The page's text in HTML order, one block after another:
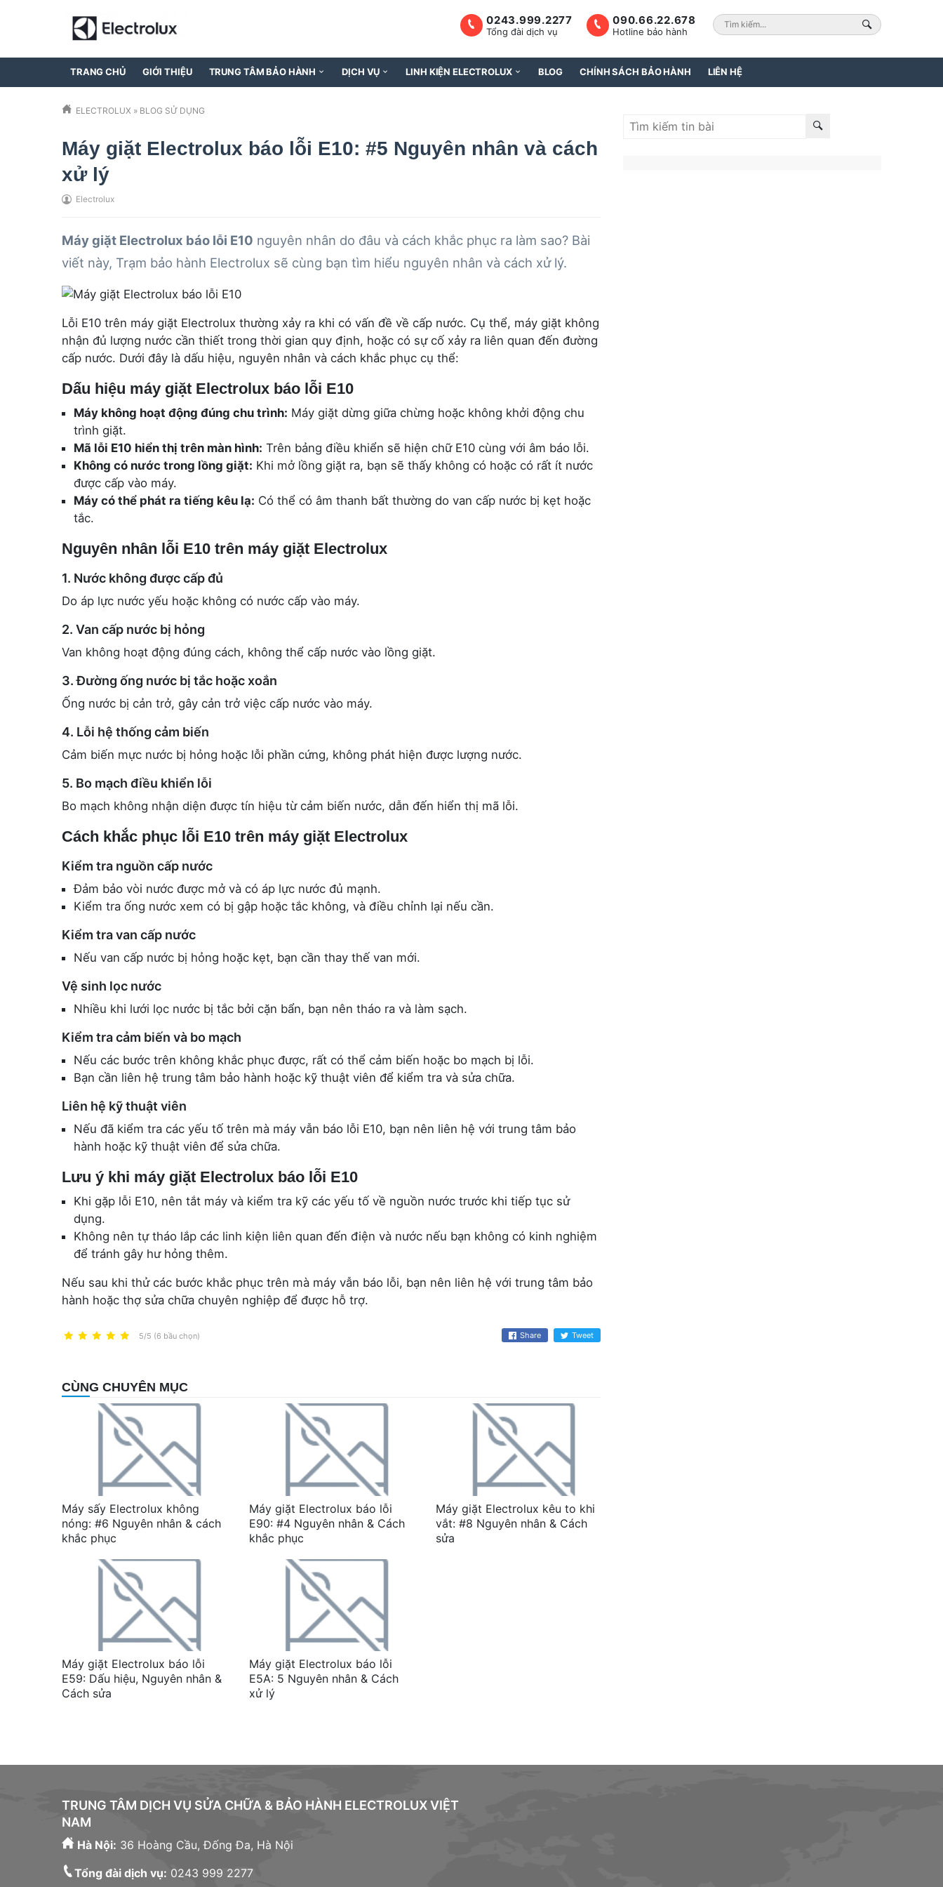
090.66.22.678
Hotline bảo hành
0243.999.2277
Tổng đài dịch vụ
TRANG CHỦ GIỚI THIỆU TRUNG TÂM BẢO HÀNH DỊCH VỤ LINH KIỆN ELECTROLUX BLOG CHÍNH SÁCH BẢO HÀNH LIÊN HỆ
ELECTROLUX » BLOG SỬ DỤNG
Máy giặt Electrolux báo lỗi E10: #5 Nguyên nhân và cách
xử lý
Electrolux
Máy giặt Electrolux báo lỗi E10 nguyên nhân do đâu và cách khắc phục ra làm sao? Bài
viết này, Trạm bảo hành Electrolux sẽ cùng bạn tìm hiểu nguyên nhân và cách xử lý.
Lỗi E10 trên máy giặt Electrolux thường xảy ra khi có vấn đề về cấp nước. Cụ thể, máy giặt không
nhận đủ lượng nước cần thiết trong thời gian quy định, hoặc có sự cố xảy ra liên quan đến đường
cấp nước. Dưới đây là dấu hiệu, nguyên nhân và cách khắc phục cụ thể:
Dấu hiệu máy giặt Electrolux báo lỗi E10
Máy không hoạt động đúng chu trình: Máy giặt dừng giữa chừng hoặc không khởi động chu
trình giặt.
Mã lỗi E10 hiển thị trên màn hình: Trên bảng điều khiển sẽ hiện chữ E10 cùng với âm báo lỗi.
Không có nước trong lồng giặt: Khi mở lồng giặt ra, bạn sẽ thấy không có hoặc có rất ít nước
được cấp vào máy.
Máy có thể phát ra tiếng kêu lạ: Có thể có âm thanh bất thường do van cấp nước bị kẹt hoặc
tắc.
Nguyên nhân lỗi E10 trên máy giặt Electrolux
1. Nước không được cấp đủ
Do áp lực nước yếu hoặc không có nước cấp vào máy.
2. Van cấp nước bị hỏng
Van không hoạt động đúng cách, không thể cấp nước vào lồng giặt.
3. Đường ống nước bị tắc hoặc xoắn
Ống nước bị cản trở, gây cản trở việc cấp nước vào máy.
4. Lỗi hệ thống cảm biến
Cảm biến mực nước bị hỏng hoặc lỗi phần cứng, không phát hiện được lượng nước.
5. Bo mạch điều khiển lỗi
Bo mạch không nhận diện được tín hiệu từ cảm biến nước, dẫn đến hiển thị mã lỗi.
Cách khắc phục lỗi E10 trên máy giặt Electrolux
Kiểm tra nguồn cấp nước
Đảm bảo vòi nước được mở và có áp lực nước đủ mạnh.
Kiểm tra ống nước xem có bị gập hoặc tắc không, và điều chỉnh lại nếu cần.
Kiểm tra van cấp nước
Nếu van cấp nước bị hỏng hoặc kẹt, bạn cần thay thế van mới.
Vệ sinh lọc nước
Nhiều khi lưới lọc nước bị tắc bởi cặn bẩn, bạn nên tháo ra và làm sạch.
Kiểm tra cảm biến và bo mạch
Nếu các bước trên không khắc phục được, rất có thể cảm biến hoặc bo mạch bị lỗi.
Bạn cần liên hệ trung tâm bảo hành hoặc kỹ thuật viên để kiểm tra và sửa chữa.
Liên hệ kỹ thuật viên
Nếu đã kiểm tra các yếu tố trên mà máy vẫn báo lỗi E10, bạn nên liên hệ với trung tâm bảo
hành hoặc kỹ thuật viên để sửa chữa.
Lưu ý khi máy giặt Electrolux báo lỗi E10
Khi gặp lỗi E10, nên tắt máy và kiểm tra kỹ các yếu tố về nguồn nước trước khi tiếp tục sử
dụng.
Không nên tự tháo lắp các linh kiện liên quan đến điện và nước nếu bạn không có kinh nghiệm
để tránh gây hư hỏng thêm.
Nếu sau khi thử các bước khắc phục trên mà máy vẫn báo lỗi, bạn nên liên hệ với trung tâm bảo
hành hoặc thợ sửa chữa chuyên nghiệp để được hỗ trợ.
5/5 (6 bầu chọn) Share Tweet
CÙNG CHUYÊN MỤC
Máy sấy Electrolux không
nóng: #6 Nguyên nhân & cách
khắc phục
Máy giặt Electrolux báo lỗi
E90: #4 Nguyên nhân & Cách
khắc phục
Máy giặt Electrolux kêu to khi
vắt: #8 Nguyên nhân & Cách
sửa
Máy giặt Electrolux báo lỗi
E59: Dấu hiệu, Nguyên nhân &
Cách sửa
Máy giặt Electrolux báo lỗi
E5A: 5 Nguyên nhân & Cách
xử lý
TRUNG TÂM DỊCH VỤ SỬA CHỮA & BẢO HÀNH ELECTROLUX VIỆT
NAM
Hà Nội: 36 Hoàng Cầu, Đống Đa, Hà Nội
Tổng đài dịch vụ: 0243 999 2277